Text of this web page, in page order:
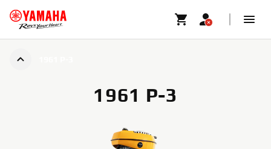
1961 P-3